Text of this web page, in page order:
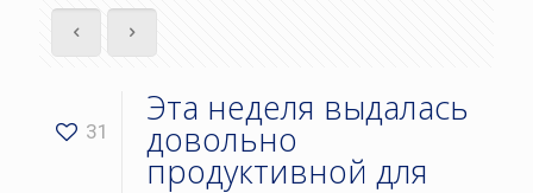
31
Эта неделя выдалась
довольно
продуктивной для